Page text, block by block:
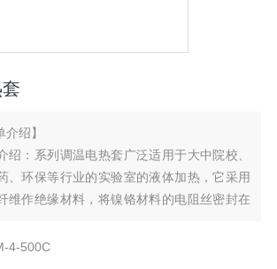
介绍】
绍：系列调温电热套广泛适用于大中院校、
、环保等行业的实验室的液体加热，它采用
维作绝缘材料，将镍铬材料的电阻丝密封在
匀，安全节能等优点。
4-500C